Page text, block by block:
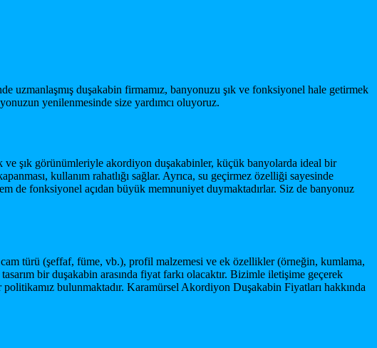
uzmanlaşmış duşakabin firmamız, banyonuzu şık ve fonksiyonel hale getirmek
yenilenmesinde size yardımcı oluyoruz.
şık görünümleriyle akordiyon duşakabinler, küçük banyolarda ideal bir
kullanım rahatlığı sağlar. Ayrıca, su geçirmez özelliği sayesinde
de fonksiyonel açıdan büyük memnuniyet duymaktadırlar. Siz de banyonuz
türü (şeffaf, füme, vb.), profil malzemesi ve ek özellikler (örneğin, kumlama,
bir duşakabin arasında fiyat farkı olacaktır. Bizimle iletişime geçerek
bulunmaktadır. Karamürsel Akordiyon Duşakabin Fiyatları hakkında